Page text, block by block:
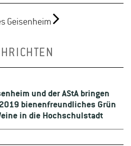
Geisenheim
und der AStA bringen
bienenfreundliches Grün
in die Hochschulstadt